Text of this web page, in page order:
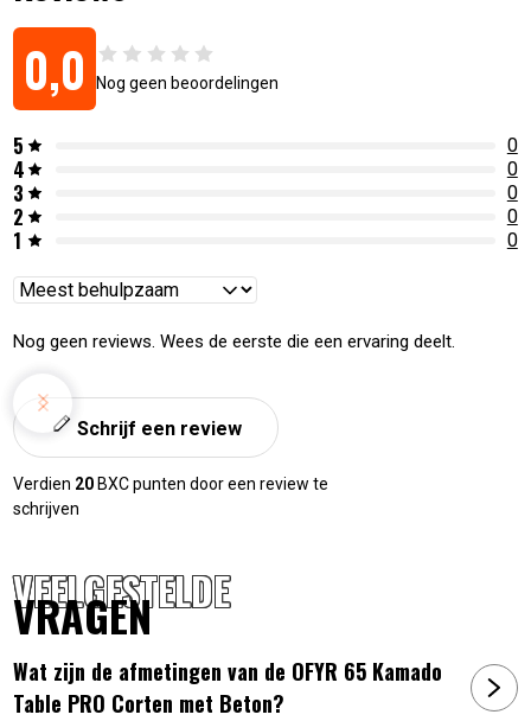
0,0 Nog geen beoordelingen
5 0
4 0
3 0
2 0
1 0
Reviews
Nog geen reviews. Wees de eerste die een ervaring deelt.
Schrijf een review
Verdien 20 BXC punten door een review te
schrijven
VEELGESTELDE
VRAGEN
Wat zijn de afmetingen van de OFYR 65 Kamado
Table PRO Corten met Beton?